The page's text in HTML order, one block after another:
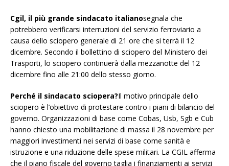
Cgil, il più grande sindacato italianosegnala che
potrebbero verificarsi interruzioni del servizio ferroviario a
causa dello sciopero generale di 21 ore che si terrà il 12
dicembre. Secondo il bollettino di sciopero del Ministero dei
Trasporti, lo sciopero continuerà dalla mezzanotte del 12
dicembre fino alle 21:00 dello stesso giorno.
Perché il sindacato sciopera?Il motivo principale dello
sciopero è l’obiettivo di protestare contro i piani di bilancio del
governo. Organizzazioni di base come Cobas, Usb, Sgb e Cub
hanno chiesto una mobilitazione di massa il 28 novembre per
maggiori investimenti nei servizi di base come sanità e
istruzione e una riduzione delle spese militari. La CGIL afferma
che il piano fiscale del governo taglia i finanziamenti ai servizi